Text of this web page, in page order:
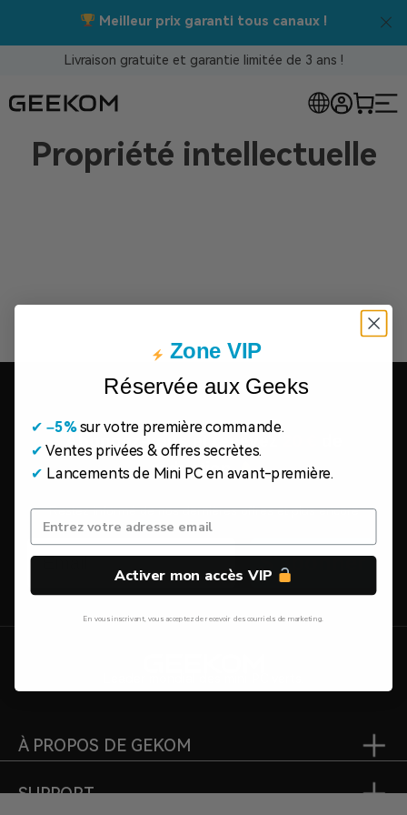
Meilleur prix garanti tous canaux !
Livraison gratuite et garantie limitée de 3 ans !
Propriété intellectuelle
Abonnez-vous et recevez
réduction
Restez informé de nos dernières offres et plus encore
Email
S'abonner
À PROPOS DE GEKOM
SUPPORT
Zone VIP
Réservée aux Geeks
✔ ​–5%sur votre première commande.
✔ Ventes privées & offres secrètes.
✔ Lancements de Mini PC en avant-première.
Activer mon accès VIP
En vous inscrivant, vous acceptez de recevoir des courriels de marketing.